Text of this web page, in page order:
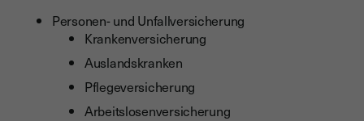
Personen- und Unfallversicherung
Krankenversicherung
Auslandskranken
Pflegeversicherung
Arbeitslosenversicherung